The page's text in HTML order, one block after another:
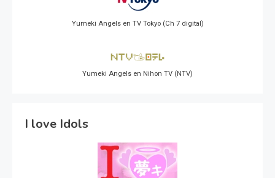
Yumeki Angels en TV Tokyo (Ch 7 digital)
Yumeki Angels en Nihon TV (NTV)
I love Idols